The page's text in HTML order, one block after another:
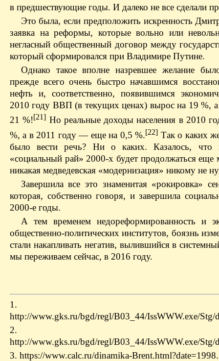
в предшествующие годы. И далеко не все сделали
Это была, если предположить искренность
заявка на реформы, которые вольно или
негласный общественный договор между
который сформировался при Владимире Путине.
Однако такое вполне назревшее желание
прежде всего очень быстро начавшимся
нефть и, соответственно, появившимся
2010 году ВВП (в текущих ценах) вырос на 19 %,
21 %![21] Но реальные доходы населения в 2010
%, а в 2011 году — еще на 0,5 %.[22] Так о каких
было вести речь? Ни о каких. Казалось, что
«социальный рай» 2000-х будет продолжаться еще
никакая медведевская «модернизация» никому не
Завершила все это знаменитая «рокировка»
которая, собственно говоря, и завершила
2000-е годы.
А тем временем недореформированность и
общественно-политических институтов, боязнь
стали накапливать негатив, вылившийся в
мы переживаем сейчас, в 2016 году.
1.
http://www.gks.ru/bgd/regl/B03_44/IssWWW.exe/
2.
http://www.gks.ru/bgd/regl/B03_44/IssWWW.exe/
3. https://www.calc.ru/dinamika-Brent.html?date=1998.